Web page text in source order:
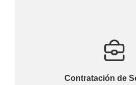
Contratación de